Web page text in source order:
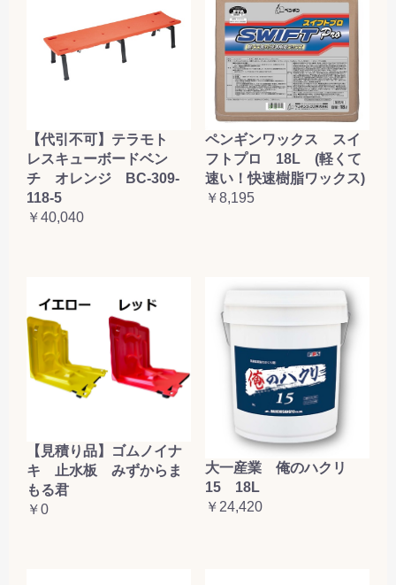
【代引不可】テラモト
レスキューボードベン
チ オレンジ BC-309-
118-5
￥40,040
ペンギンワックス スイ
フトプロ 18L (軽くて
速い！快速樹脂ワックス)
￥8,195
【見積り品】ゴムノイナ
キ 止水板 みずからま
もる君
￥0
大一産業 俺のハクリ
15 18L
￥24,420